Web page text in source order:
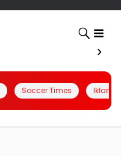
Soccer Times Iklanin